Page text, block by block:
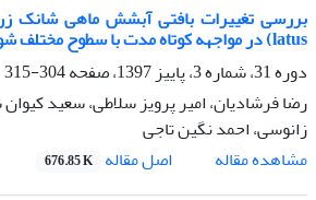
latus) در مواجهه کوتاه مدت با سطوح مختلف شوری
دوره 31، شماره 3، پاییز 1397، صفحه
304-315
رضا فرشادیان، امیر پرویز سلاطی، سعید
زانوسی، احمد نگین تاجی
مشاهده مقاله
اصل مقاله 676.85 K